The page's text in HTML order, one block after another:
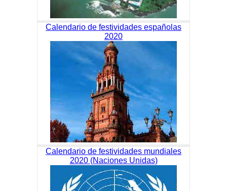
Calendario de festividades españolas
2020
Calendario de festividades mundiales
2020 (Naciones Unidas)